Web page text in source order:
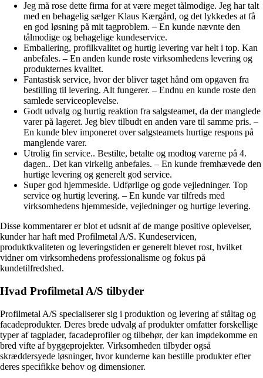
Jeg må rose dette firma for at være meget tålmodige. Jeg har talt
med en behagelig sælger Klaus Kærgård, og det lykkedes at få
en god løsning på mit tagproblem. – En kunde nævnte den
tålmodige og behagelige kundeservice.
Emballering, profilkvalitet og hurtig levering var helt i top. Kan
anbefales. – En anden kunde roste virksomhedens levering og
produkternes kvalitet.
Fantastisk service, hvor der bliver taget hånd om opgaven fra
bestilling til levering. Alt fungerer. – Endnu en kunde roste den
samlede serviceoplevelse.
Godt udvalg og hurtig reaktion fra salgsteamet, da der manglede
varer på lageret. Jeg blev tilbudt en anden vare til samme pris. –
En kunde blev imponeret over salgsteamets hurtige respons på
manglende varer.
Utrolig fin service.. Bestilte, betalte og modtog varerne på 4.
dagen.. Det kan virkelig anbefales. – En kunde fremhævede den
hurtige levering og generelt god service.
Super god hjemmeside. Udførlige og gode vejledninger. Top
service og hurtig levering. – En kunde var tilfreds med
virksomhedens hjemmeside, vejledninger og hurtige levering.
Disse kommentarer er blot et udsnit af de mange positive oplevelser,
kunder har haft med Profilmetal A/S. Kundeservicen,
produktkvaliteten og leveringstiden er generelt blevet rost, hvilket
vidner om virksomhedens professionalisme og fokus på
kundetilfredshed.
Hvad Profilmetal A/S tilbyder
Profilmetal A/S specialiserer sig i produktion og levering af ståltag og
facadeprodukter. Deres brede udvalg af produkter omfatter forskellige
typer af tagplader, facadeprofiler og tilbehør, der kan imødekomme en
bred vifte af byggeprojekter. Virksomheden tilbyder også
skræddersyede løsninger, hvor kunderne kan bestille produkter efter
deres specifikke behov og dimensioner.